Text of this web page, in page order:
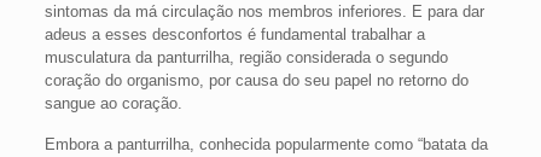
sintomas da má circulação nos membros inferiores. E para dar
adeus a esses desconfortos é fundamental trabalhar a
musculatura da panturrilha, região considerada o segundo
coração do organismo, por causa do seu papel no retorno do
sangue ao coração.
Embora a panturrilha, conhecida popularmente como “batata da